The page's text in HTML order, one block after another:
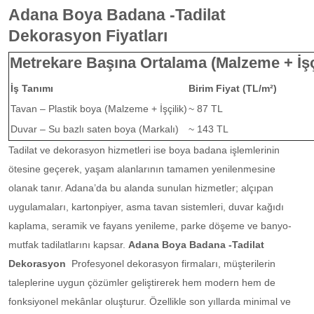
Adana Boya Badana -Tadilat
Dekorasyon Fiyatları
Metrekare Başına Ortalama (Malzeme +
İş Tanımı
Birim Fiyat (TL/m²)
Tavan – Plastik boya (Malzeme + İşçilik)~ 87 TL
Duvar – Su bazlı saten boya (Markalı)
~ 143 TL
Tadilat ve dekorasyon hizmetleri ise boya badana işlemlerinin
ötesine geçerek, yaşam alanlarının tamamen yenilenmesine
olanak tanır. Adana’da bu alanda sunulan hizmetler; alçıpan
uygulamaları, kartonpiyer, asma tavan sistemleri, duvar kağıdı
kaplama, seramik ve fayans yenileme, parke döşeme ve banyo-
mutfak tadilatlarını kapsar. Adana Boya Badana -Tadilat
Dekorasyon Profesyonel dekorasyon firmaları, müşterilerin
taleplerine uygun çözümler geliştirerek hem modern hem de
fonksiyonel mekânlar oluşturur. Özellikle son yıllarda minimal ve